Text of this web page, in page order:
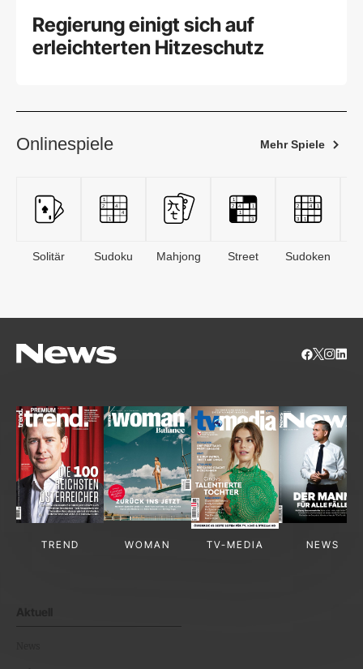
Regierung einigt sich auf
erleichterten Hitzeschutz
Onlinespiele Mehr Spiele
Solitär Sudoku Mahjong Street Sudoken
TREND WOMAN TV-MEDIA NEWS